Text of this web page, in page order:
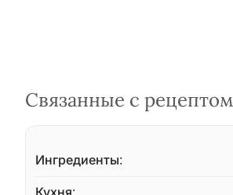
Связанные с рецептом
Ингредиенты:
Кухня: